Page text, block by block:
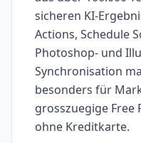
sicheren KI-
Actions, Schedule
Photoshop- und
Synchronisation
besonders für
grosszuegige Free
ohne Kreditkarte.